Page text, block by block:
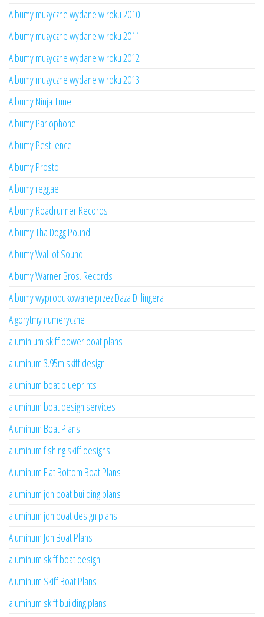
Albumy muzyczne wydane w roku 2010
Albumy muzyczne wydane w roku 2011
Albumy muzyczne wydane w roku 2012
Albumy muzyczne wydane w roku 2013
Albumy Ninja Tune
Albumy Parlophone
Albumy Pestilence
Albumy Prosto
Albumy reggae
Albumy Roadrunner Records
Albumy Tha Dogg Pound
Albumy Wall of Sound
Albumy Warner Bros. Records
Albumy wyprodukowane przez Daza Dillingera
Algorytmy numeryczne
aluminium skiff power boat plans
aluminum 3.95m skiff design
aluminum boat blueprints
aluminum boat design services
Aluminum Boat Plans
aluminum fishing skiff designs
Aluminum Flat Bottom Boat Plans
aluminum jon boat building plans
aluminum jon boat design plans
Aluminum Jon Boat Plans
aluminum skiff boat design
Aluminum Skiff Boat Plans
aluminum skiff building plans